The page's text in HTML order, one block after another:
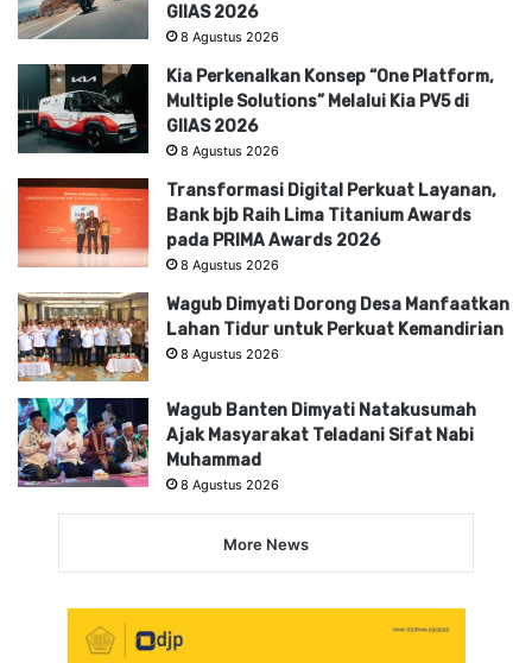
GIIAS 2026
8 Agustus 2026
Kia Perkenalkan Konsep “One Platform,
Multiple Solutions” Melalui Kia PV5 di
GIIAS 2026
8 Agustus 2026
Transformasi Digital Perkuat Layanan,
Bank bjb Raih Lima Titanium Awards
pada PRIMA Awards 2026
8 Agustus 2026
Wagub Dimyati Dorong Desa Manfaatkan
Lahan Tidur untuk Perkuat Kemandirian
8 Agustus 2026
Wagub Banten Dimyati Natakusumah
Ajak Masyarakat Teladani Sifat Nabi
Muhammad
8 Agustus 2026
More News